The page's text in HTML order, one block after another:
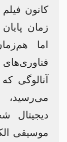
کانون
زمان
اما
آنالوگی
می‌رسید،
دیجیتال
موسیقی